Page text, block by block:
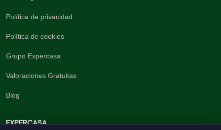
Política de privacidad
Política de cookies
Grupo Expercasa
Valoraciones Gratuitas
Blog
EXPERCASA